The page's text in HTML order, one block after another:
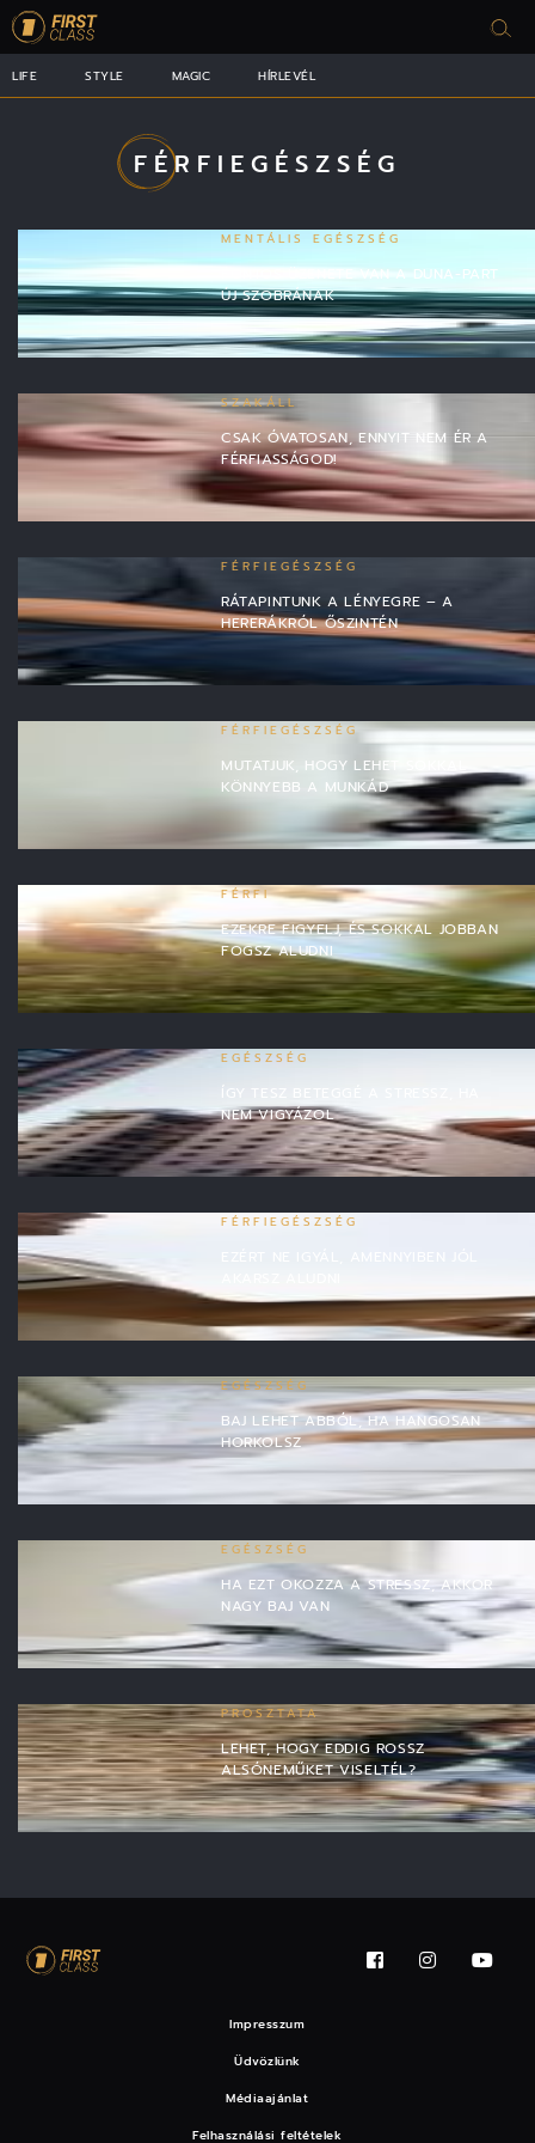
LIFE STYLE MAGIC HÍRLEVÉL
FÉRFIEGÉSZSÉG
MENTÁLIS EGÉSZSÉG
FONTOS ÜZENETE VAN A DUNA-PART
ÚJ SZOBRÁNAK
SZAKÁLL
CSAK ÓVATOSAN, ENNYIT NEM ÉR A
FÉRFIASSÁGOD!
FÉRFIEGÉSZSÉG
RÁTAPINTUNK A LÉNYEGRE – A
HERERÁKRÓL ŐSZINTÉN
FÉRFIEGÉSZSÉG
MUTATJUK, HOGY LEHET SOKKAL
KÖNNYEBB A MUNKÁD
FÉRFI
EZEKRE FIGYELJ, ÉS SOKKAL JOBBAN
FOGSZ ALUDNI
EGÉSZSÉG
ÍGY TESZ BETEGGÉ A STRESSZ, HA
NEM VIGYÁZOL
FÉRFIEGÉSZSÉG
EGÉSZSÉG
BAJ LEHET ABBÓL, HA HANGOSAN
HORKOLSZ
EGÉSZSÉG
HA EZT OKOZZA A STRESSZ, AKKOR
NAGY BAJ VAN
PROSZTATA
LEHET, HOGY EDDIG ROSSZ
ALSÓNEMŰKET VISELTÉL?
Impresszum
Üdvözlünk
Médiaajánlat
Felhasználási feltételek